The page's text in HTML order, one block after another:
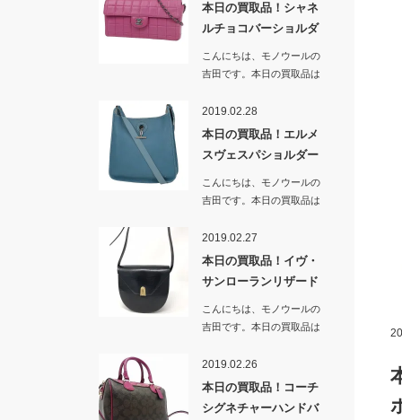
本日の買取品！シャネ
ルチョコバーショルダ
ーバッグ …
こんにちは、モノウールの
吉田です。本日の買取品は
2019.02.28
本日の買取品！エルメ
スヴェスパショルダー
バッグ ブ…
こんにちは、モノウールの
吉田です。本日の買取品は
2019.02.27
本日の買取品！イヴ・
サンローランリザード
革ショルダ…
こんにちは、モノウールの
吉田です。本日の買取品は
ード…
2019.02.26
本日の買取品！コーチ
シグネチャーハンドバ